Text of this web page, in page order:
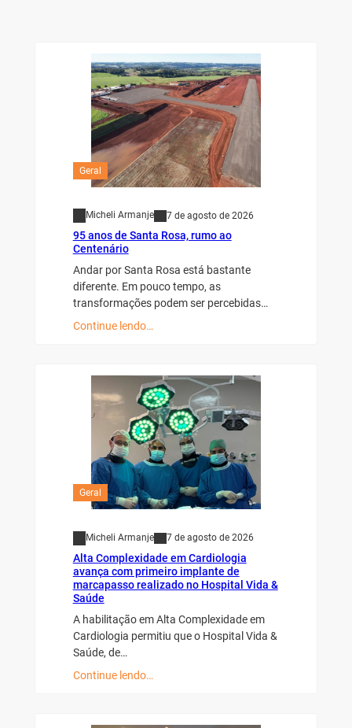
Geral
Micheli Armanje 7 de agosto de 2026
95 anos de Santa Rosa, rumo ao
Centenário
Andar por Santa Rosa está bastante
diferente. Em pouco tempo, as
transformações podem ser percebidas…
Continue lendo…
Geral
Micheli Armanje 7 de agosto de 2026
Alta Complexidade em Cardiologia
avança com primeiro implante de
marcapasso realizado no Hospital Vida &
Saúde
A habilitação em Alta Complexidade em
Cardiologia permitiu que o Hospital Vida &
Saúde, de…
Continue lendo…